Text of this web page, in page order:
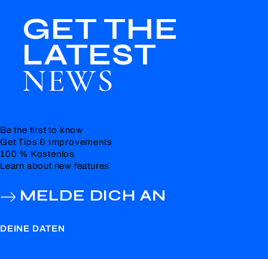
GET THE
LATEST
NEWS
Be the first to know
Get Tips & Improvements
100 % Kostenlos
Learn about new features
MELDE DICH AN
DEINE DATEN